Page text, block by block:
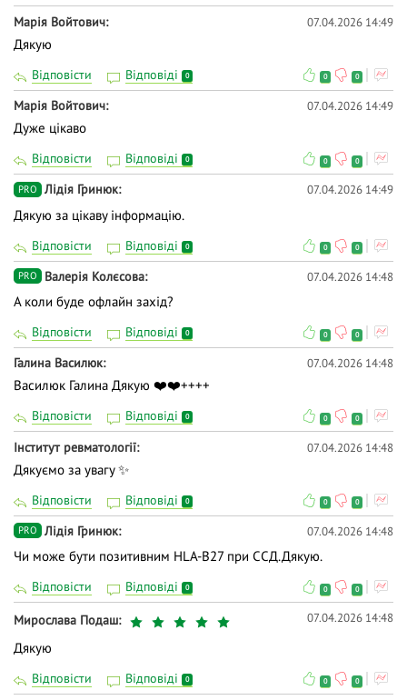
Марія Войтович 07.04.2026 14:49
Дякую
Відповісти Відповіді 0 0 0
Марія Войтович 07.04.2026 14:49
Дуже цікаво
Відповісти Відповіді 0 0 0
PRO Лідія Гринюк 07.04.2026 14:49
Дякую за цікаву інформацію.
Відповісти Відповіді 0 0 0
PRO Валерія Колєсова 07.04.2026 14:48
А коли буде офлайн захід?
Відповісти Відповіді 0 0 0
Галина Василюк 07.04.2026 14:48
Василюк Галина Дякую ❤️❤️++++
Відповісти Відповіді 0 0 0
Інститут ревматології 07.04.2026 14:48
Дякуємо за увагу ✨
Відповісти Відповіді 0 0 0
PRO Лідія Гринюк 07.04.2026 14:48
Чи може бути позитивним HLA-B27 при ССД.Дякую.
Відповісти Відповіді 0 0 0
Мирослава Подаш 07.04.2026 14:48
Дякую
Відповісти Відповіді 0 0 0